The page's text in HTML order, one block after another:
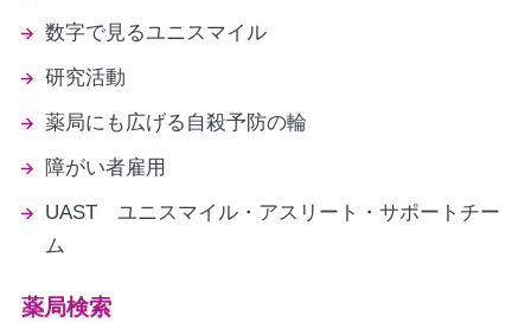
数字で見るユニスマイル
研究活動
薬局にも広げる自殺予防の輪
障がい者雇用
UAST ユニスマイル・アスリート・サポートチー
ム
薬局検索